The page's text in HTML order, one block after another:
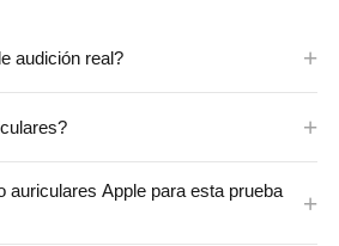
audición real?
audiométrico
su límite auditivo de alta frecuencia,
de los auriculares, el ruido
afectan la precisión. para un
superiores a 12-14 kHz. Los
auriculares Apple para esta prueba